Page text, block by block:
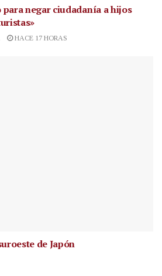
negar ciudadanía a hijos
HACE 17 HORAS
de Japón